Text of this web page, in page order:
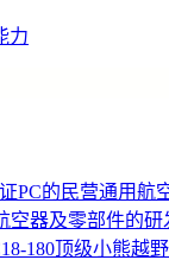
力
的民营通用
器及零部件的
180顶级小熊越